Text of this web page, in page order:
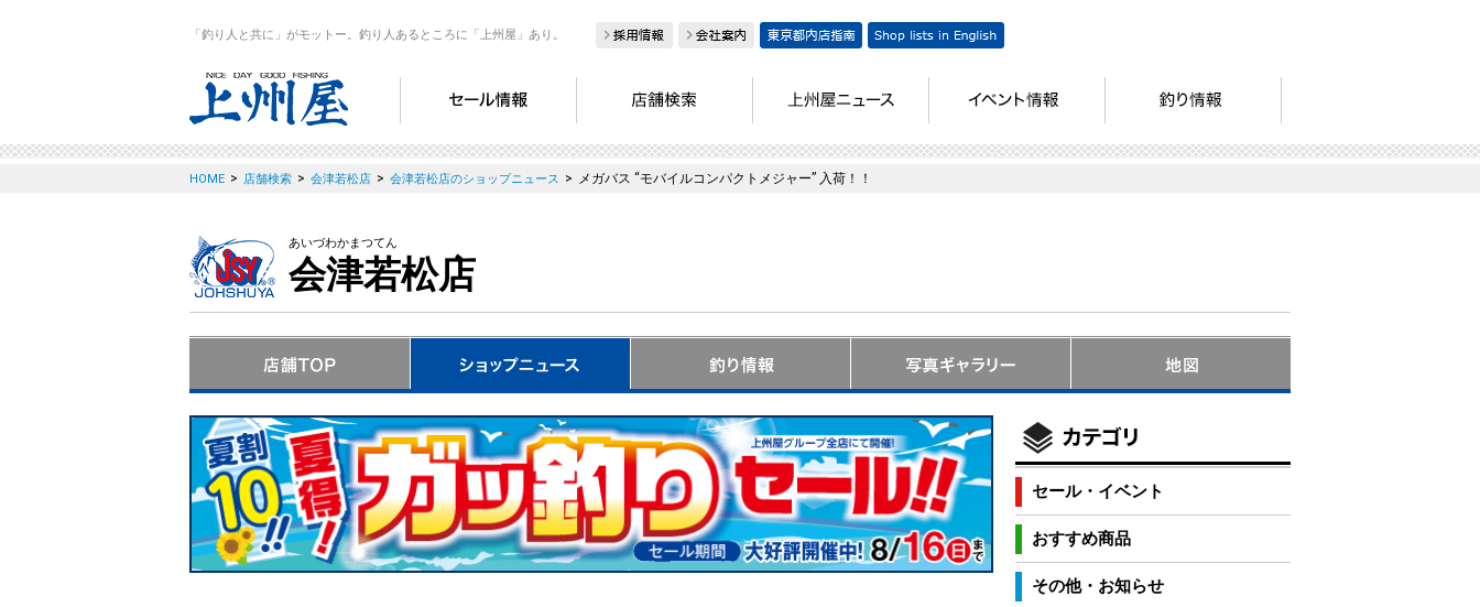
「釣り人と共に」がモットー。釣り人あるところに「上州屋」あり。
HOME > 店舗検索 > 会津若松店 > 会津若松店のショップニュース > メガバス “モバイルコンパクトメジャー” 入荷！！
あいづわかまつてん
会津若松店
セール・イベント
おすすめ商品
その他・お知らせ